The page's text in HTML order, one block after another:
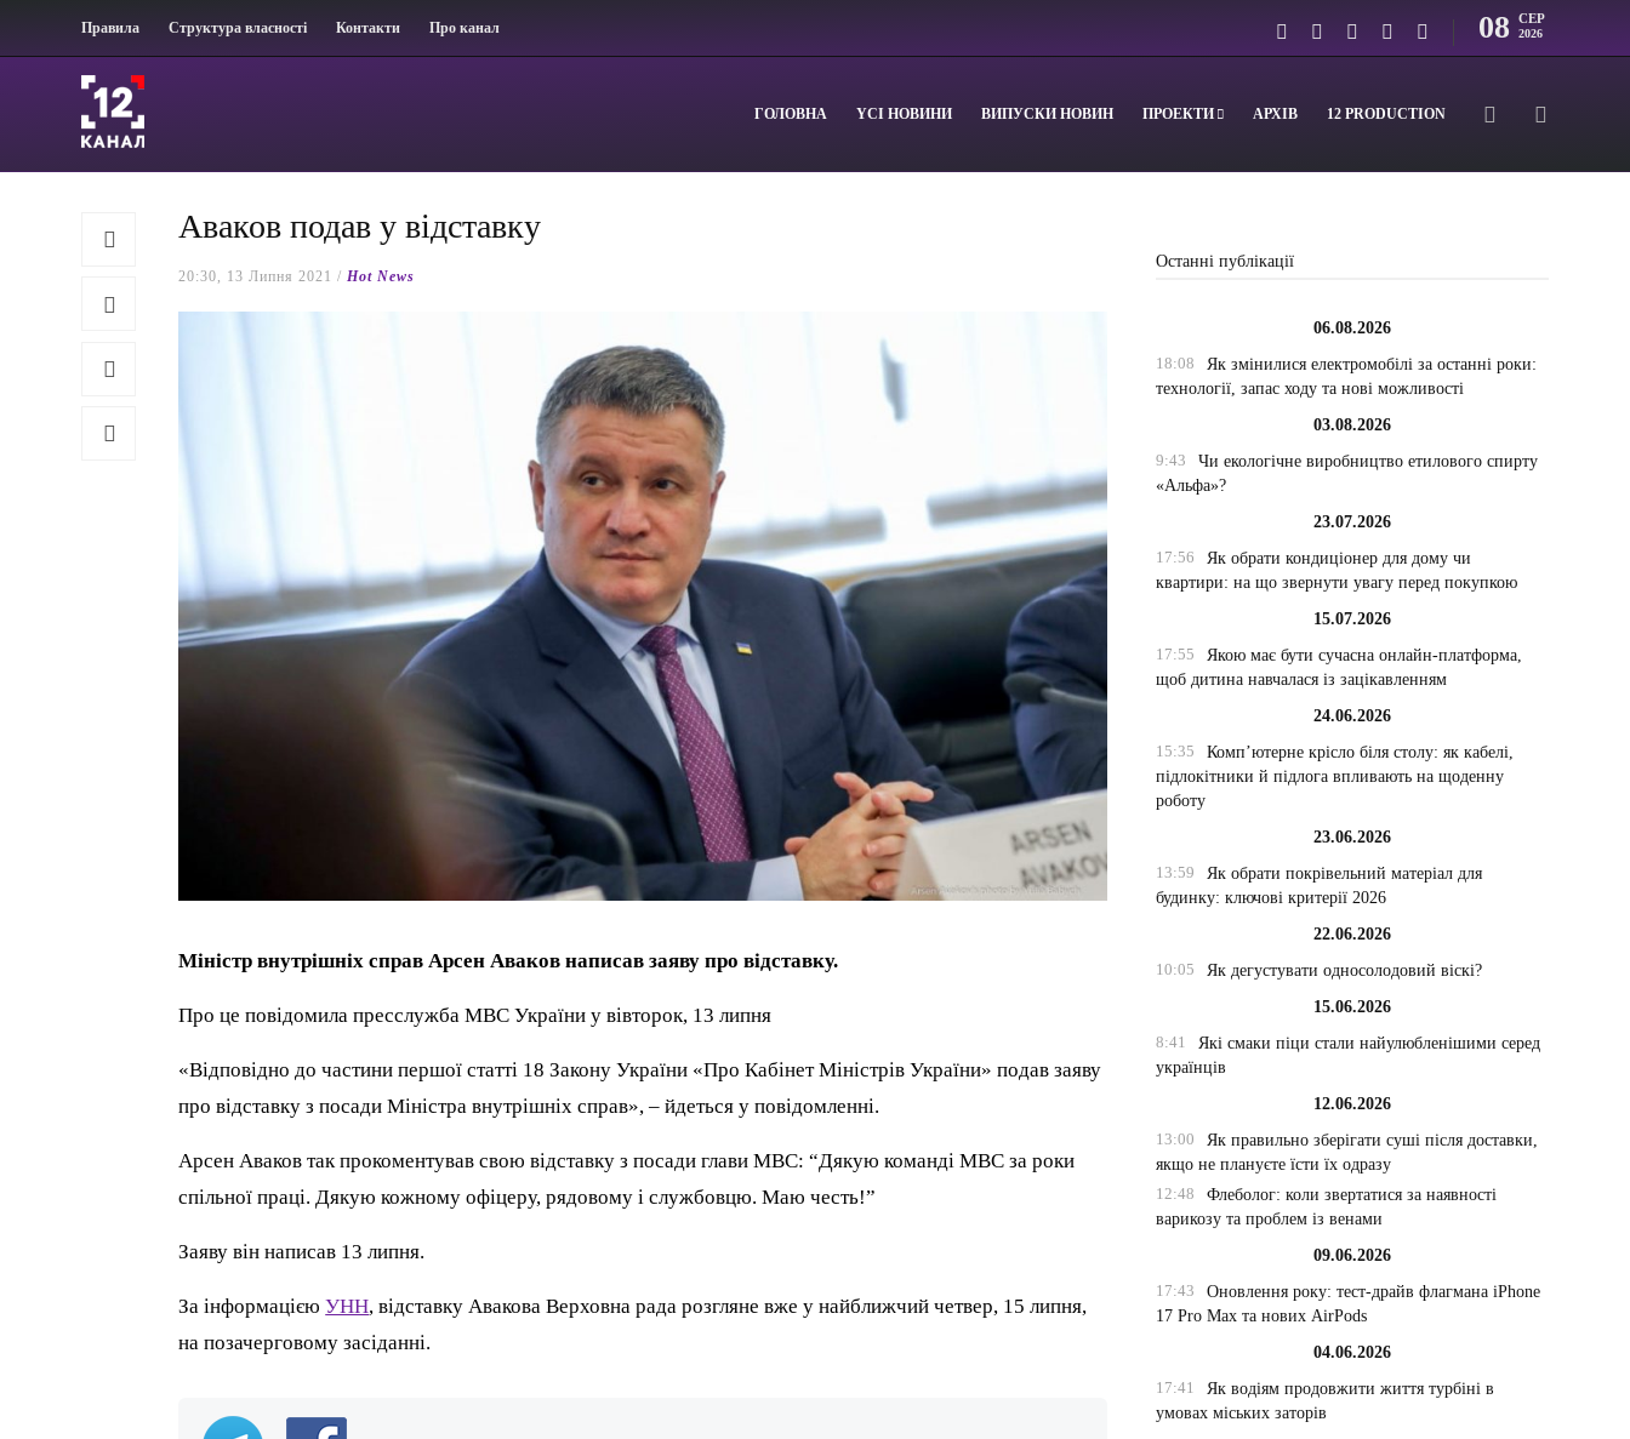
Правила Структура власності Контакти Про канал 08 СЕР
2026
ГОЛОВНА YСІ НОВИНИ ВИПУСКИ НОВИН ПРОЕКТИ АРХІВ 12 PRODUCTION
Аваков подав у відставку
20:30, 13 Липня 2021 /Hot News
Міністр внутрішніх справ Арсен Аваков написав заяву про відставку.
Про це повідомила пресслужба МВС України у вівторок, 13 липня
«Відповідно до частини першої статті 18 Закону України «Про Кабінет Міністрів України» подав заяву
про відставку з посади Міністра внутрішніх справ», – йдеться у повідомленні.
Арсен Аваков так прокоментував свою відставку з посади глави МВС: “Дякую команді МВС за роки
спільної праці. Дякую кожному офіцеру, рядовому і службовцю. Маю честь!”
Заяву він написав 13 липня.
За інформацієюУНН, відставку Авакова Верховна рада розгляне вже у найближчий четвер, 15 липня,
на позачерговому засіданні.
Останні публікації
06.08.2026
18:08
Як змінилися електромобілі за останні роки:
технології, запас ходу та нові можливості
03.08.2026
9:43
Чи екологічне виробництво етилового спирту
«Альфа»?
23.07.2026
17:56
Як обрати кондиціонер для дому чи
квартири: на що звернути увагу перед покупкою
15.07.2026
17:55
Якою має бути сучасна онлайн-платформа,
щоб дитина навчалася із зацікавленням
24.06.2026
15:35
Комп’ютерне крісло біля столу: як кабелі,
підлокітники й підлога впливають на щоденну
роботу
23.06.2026
13:59
Як обрати покрівельний матеріал для
будинку: ключові критерії 2026
22.06.2026
10:05
Як дегустувати односолодовий віскі?
15.06.2026
8:41
Які смаки піци стали найулюбленішими серед
українців
12.06.2026
13:00
Як правильно зберігати суші після доставки,
якщо не плануєте їсти їх одразу
12:48
Флеболог: коли звертатися за наявності
варикозу та проблем із венами
09.06.2026
17:43
Оновлення року: тест-драйв флагмана iPhone
17 Pro Max та нових AirPods
04.06.2026
17:41
Як водіям продовжити життя турбіні в
умовах міських заторів